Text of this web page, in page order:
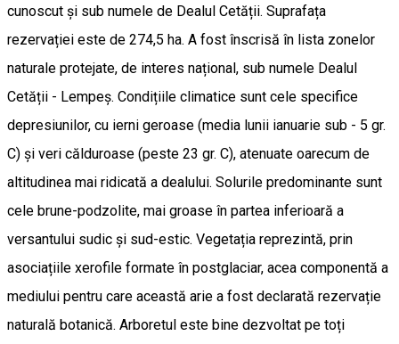
cunoscut și sub numele de Dealul Cetății. Suprafața
rezervației este de 274,5 ha. A fost înscrisă în lista zonelor
naturale protejate, de interes național, sub numele Dealul
Cetății - Lempeș. Condițiile climatice sunt cele specifice
depresiunilor, cu ierni geroase (media lunii ianuarie sub - 5 gr.
C) și veri călduroase (peste 23 gr. C), atenuate oarecum de
altitudinea mai ridicată a dealului. Solurile predominante sunt
cele brune-podzolite, mai groase în partea inferioară a
versantului sudic și sud-estic. Vegetația reprezintă, prin
asociațiile xerofile formate în postglaciar, acea componentă a
mediului pentru care această arie a fost declarată rezervație
naturală botanică. Arboretul este bine dezvoltat pe toți